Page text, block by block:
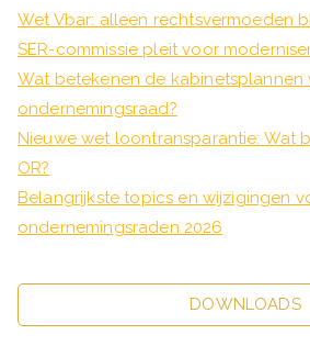
Wet Vbar: alleen rechtsvermoeden
SER-commissie pleit voor
Wat betekenen de kabinetsplannen
ondernemingsraad?
Nieuwe wet loontransparantie: Wat
OR?
Belangrijkste topics en wijzigingen
ondernemingsraden 2026
DOWNLOADS